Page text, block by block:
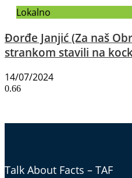
Lokalno
Đorđe Janjić (Za naš
strankom stavili na
14/07/2024
Talk About Facts – TAF